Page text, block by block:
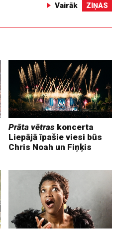
Vairāk ZIŅAS
Prāta vētras koncerta
Liepājā īpašie viesi būs
Chris Noah un Fiņķis